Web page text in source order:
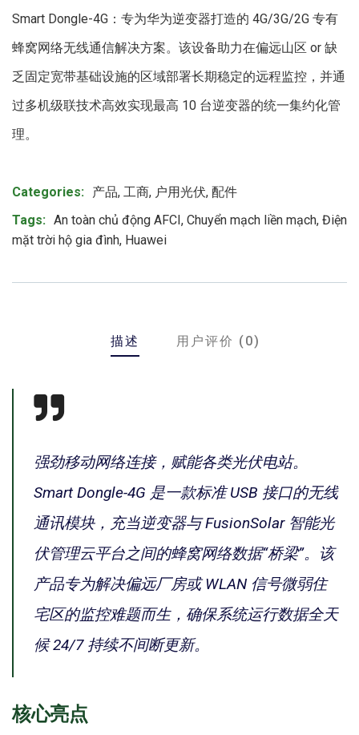
Smart Dongle-4G：专为华为逆变器打造的 4G/3G/2G 专有
蜂窝网络无线通信解决方案。该设备助力在偏远山区 or 缺
乏固定宽带基础设施的区域部署长期稳定的远程监控，并通
过多机级联技术高效实现最高 10 台逆变器的统一集约化管
理。
Categories: 产品, 工商, 户用光伏, 配件
Tags: An toàn chủ động AFCI, Chuyển mạch liền mạch, Điện
mặt trời hộ gia đình, Huawei
描述 用户评价 (0)
强劲移动网络连接，赋能各类光伏电站。
Smart Dongle-4G 是一款标准 USB 接口的无线
通讯模块，充当逆变器与 FusionSolar 智能光
伏管理云平台之间的蜂窝网络数据“桥梁”。该
产品专为解决偏远厂房或 WLAN 信号微弱住
宅区的监控难题而生，确保系统运行数据全天
候 24/7 持续不间断更新。
核心亮点